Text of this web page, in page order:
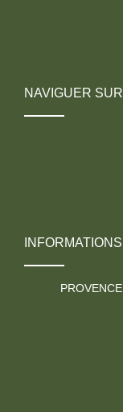
NAVIGUER